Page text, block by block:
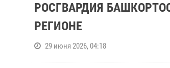
РОСГВАРДИЯ
РЕГИОНЕ
29 июня 2026, 04:18